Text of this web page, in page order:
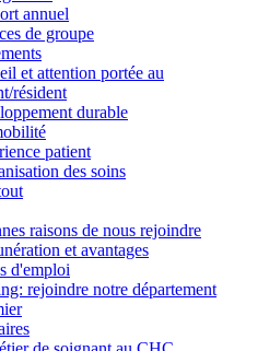
annuel
de groupe
et attention portée au
résident
durable
patient
des soins
raisons de nous rejoindre
et avantages
d'emploi
rejoindre notre département